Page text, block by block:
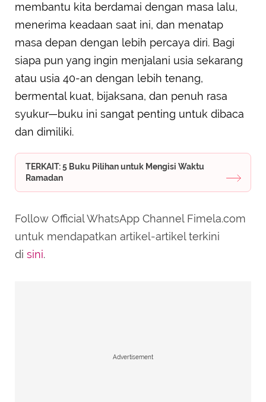
membantu kita berdamai dengan masa lalu,
menerima keadaan saat ini, dan menatap
masa depan dengan lebih percaya diri. Bagi
siapa pun yang ingin menjalani usia sekarang
atau usia 40-an dengan lebih tenang,
bermental kuat, bijaksana, dan penuh rasa
syukur—buku ini sangat penting untuk dibaca
dan dimiliki.
TERKAIT: 5 Buku Pilihan untuk Mengisi Waktu
Ramadan
Follow Official WhatsApp Channel Fimela.com
untuk mendapatkan artikel-artikel terkini
di sini.
Advertisement